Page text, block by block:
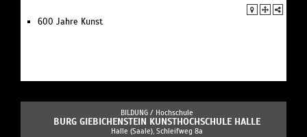
600 Jahre Kunst
BILDUNG / Hochschule
BURG GIEBICHENSTEIN KUNSTHOCHSCHULE HALLE
Halle (Saale), Schleifweg 8a